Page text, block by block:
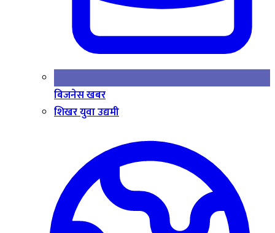
बिजनेस खबर
शिखर युवा उद्यमी